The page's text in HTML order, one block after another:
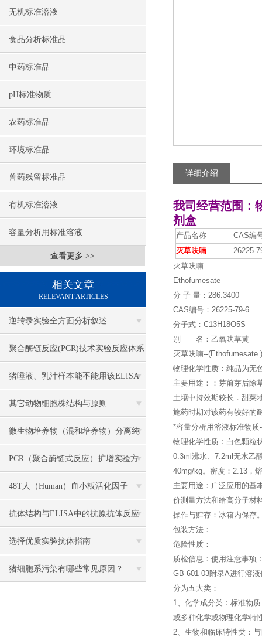
无机标准溶液
食品分析标准品
中药标准品
pH标准物质
农药标准品
环境标准品
兽药残留标准品
有机标准溶液
容量分析用标准溶液
查看更多 >>
相关文章
RELEVANT ARTICLES
逆转录实验全方面分析叙述
聚合酶链反应(PCR)技术实验反应体系
各组份解析
猪唾液、乳汁样本能不能用该ELISA
试剂盒检测？
其它动物细胞株结构与原则
微生物培养物（混和培养物）分离纯
化主要方法介绍
PCR（聚合酶链式反应）扩增实验方
法详述
48T人（Human）血小板活化因子
（PAF） ELISA 检测试剂盒说明书
抗体结构与ELISA中的抗原抗体反应
解读
选择优质实验抗体指南
猪细胞系污染有哪些常见原因？
详细介绍
我司经营范围：
剂盒
产品名称
CAS编
灭草呋喃
26225-
灭草呋喃
Ethofumesate
分 子 量：286.3400
CAS编号：26225-79-6
分子式：C13H18O5S
别 名：乙氧呋草黄
灭草呋喃--(Ethofumesate
物理化学性质：纯品为无
主要用途：：芽前芽后除
土壤中持效期较长．甜菜
施药时期对该药有较好的
*容量分析用溶液标准物
物理化学性质：白色颗粒
0.3ml沸水、7.2ml无水乙
40mg/kg。密度：2.13，
主要用途：广泛应用的基
价测量方法和给高分子材
操作与贮存：冰箱内保存
包装方法：
危险性质：
质检信息：使用注意事项
GB 601-03附录A进行溶
分为五大类：
1、化学成分类：标准物
或多种化学或物理化学特
2、生物和临床特性类：